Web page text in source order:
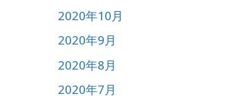
2020年10月
2020年9月
2020年8月
2020年7月